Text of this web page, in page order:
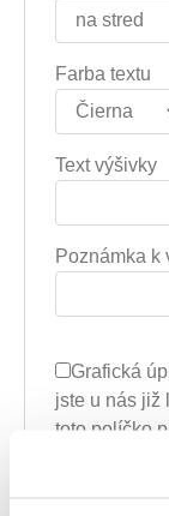
Farba textu
Text výšivky
Poznámka k
Grafická
jste u nás již
toto políčko